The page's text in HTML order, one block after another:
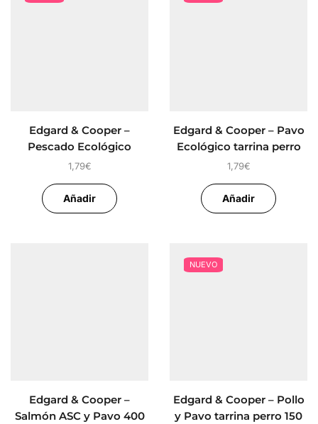
Edgard & Cooper –
Pescado Ecológico
tarrina perro 100 gr
1,79€
Añadir
Edgard & Cooper – Pavo
Ecológico tarrina perro
100 gr
1,79€
Añadir
Edgard & Cooper –
Salmón ASC y Pavo 400
NUEVO
Edgard & Cooper – Pollo
y Pavo tarrina perro 150